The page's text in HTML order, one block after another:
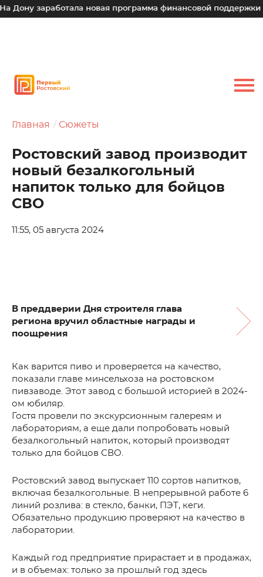
новая программа финансовой поддержки для
Главная Сюжеты
Ростовский завод производит
новый безалкогольный
напиток только для бойцов
СВО
11:55, 05 августа 2024
В преддверии Дня строителя глава
региона вручил областные награды и
поощрения
Как варится пиво и проверяется на качество,
показали главе минсельхоза на ростовском
пивзаводе. Этот завод с большой историей в 2024-
ом юбиляр.
Гостя провели по экскурсионным галереям и
лабораториям, а еще дали попробовать новый
безалкогольный напиток, который производят
только для бойцов СВО.
Ростовский завод выпускает 110 сортов напитков,
включая безалкогольные. В непрерывной работе 6
линий розлива: в стекло, банки, ПЭТ, кеги.
Обязательно продукцию проверяют на качество в
лаборатории.
Каждый год предприятие прирастает и в продажах,
и в объемах: только за прошлый год здесь